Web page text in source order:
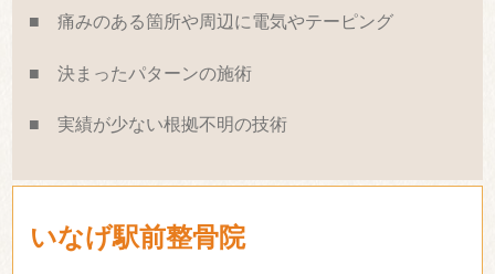
■ 痛みのある箇所や周辺に電気やテーピング
■ 決まったパターンの施術
■ 実績が少ない根拠不明の技術
いなげ駅前整骨院